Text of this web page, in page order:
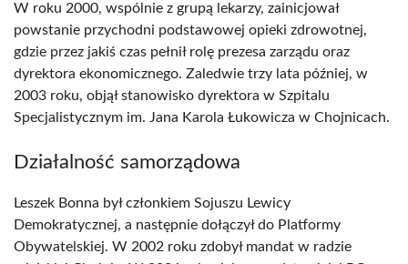
W roku 2000, wspólnie z grupą lekarzy, zainicjował
powstanie przychodni podstawowej opieki zdrowotnej,
gdzie przez jakiś czas pełnił rolę prezesa zarządu oraz
dyrektora ekonomicznego. Zaledwie trzy lata później, w
2003 roku, objął stanowisko dyrektora w Szpitalu
Specjalistycznym im. Jana Karola Łukowicza w Chojnicach.
Działalność samorządowa
Leszek Bonna był członkiem Sojuszu Lewicy
Demokratycznej, a następnie dołączył do Platformy
Obywatelskiej. W 2002 roku zdobył mandat w radzie